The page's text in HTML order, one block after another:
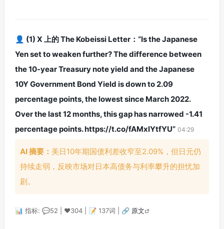
👤 (1) X 上的 The Kobeissi Letter：“Is the Japanese
Yen set to weaken further? The difference between
the 10-year Treasury note yield and the Japanese
10Y Government Bond Yield is down to 2.09
percentage points, the lowest since March 2022.
Over the last 12 months, this gap has narrowed -1.41
percentage points. https://t.co/fAMxlYtfYU” 04:29
AI 摘要： 美日10年期国债利差收窄至2.09%，但日元仍
持续走弱，反映市场对日本高债务与利率攀升的担忧加
剧。
📊 指标: 💬52 | ❤️304 | 📝 137词 | 🔗 原文